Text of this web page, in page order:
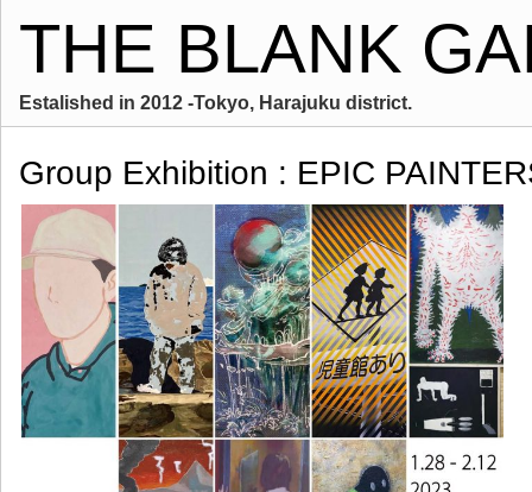
THE BLANK
Estalished in 2012 -Tokyo, Harajuku district.
Group Exhibition : EPIC